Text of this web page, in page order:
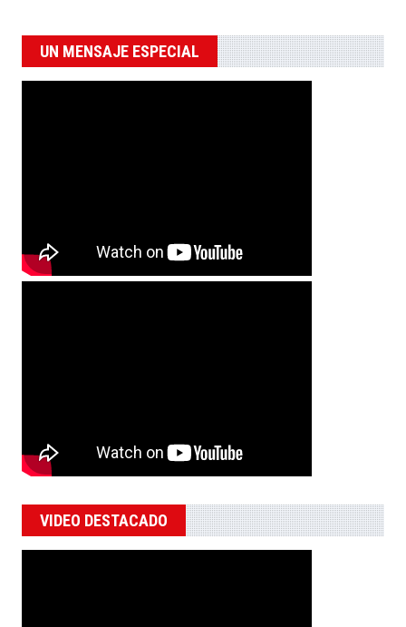
UN MENSAJE ESPECIAL
VIDEO DESTACADO